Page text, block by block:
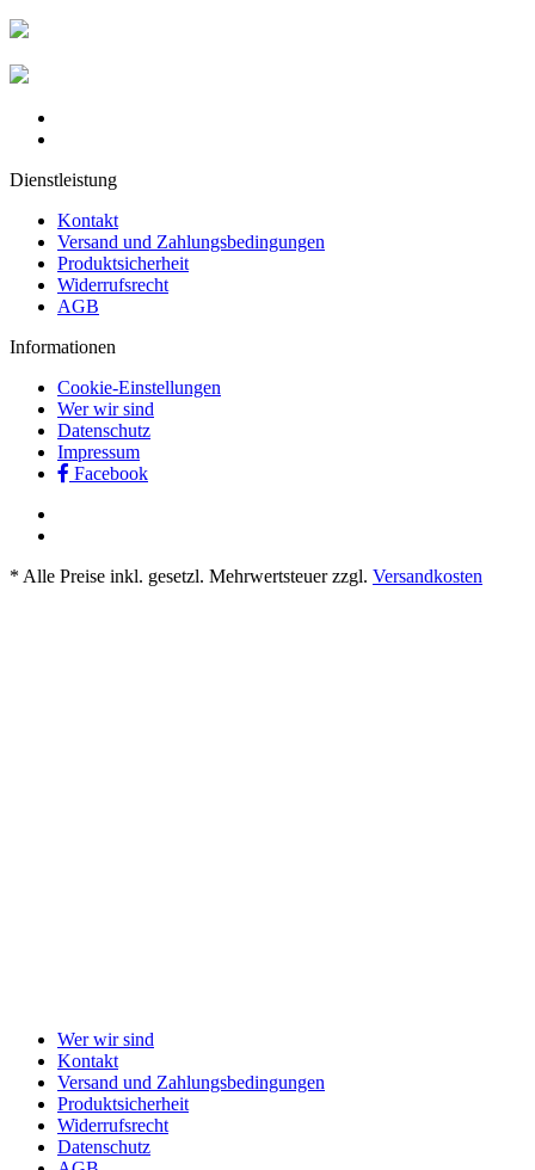
Dienstleistung
Kontakt
Versand und Zahlungsbedingungen
Produktsicherheit
Widerrufsrecht
AGB
Informationen
Cookie-Einstellungen
Wer wir sind
Datenschutz
Impressum
Facebook
* Alle Preise inkl. gesetzl. Mehrwertsteuer zzgl. Versandkosten
Wer wir sind
Kontakt
Versand und Zahlungsbedingungen
Produktsicherheit
Widerrufsrecht
Datenschutz